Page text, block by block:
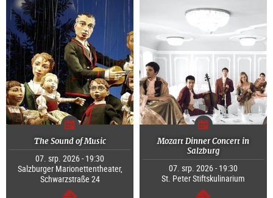
The Sound of Music
07. srp. 2026 - 19:30
Salzburger Marionettentheater,
Schwarzstraße 24
Mozart Dinner Concert in
Salzburg
07. srp. 2026 - 19:30
St. Peter Stiftskulinarium